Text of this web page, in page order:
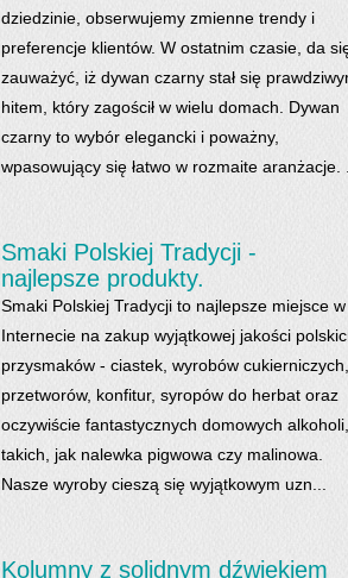
dziedzinie, obserwujemy zmienne trendy i
preferencje klientów. W ostatnim czasie, da
zauważyć, iż dywan czarny stał się
hitem, który zagościł w wielu domach. Dywan
czarny to wybór elegancki i poważny,
wpasowujący się łatwo w rozmaite aranżacje.
Smaki Polskiej Tradycji -
najlepsze produkty.
Smaki Polskiej Tradycji to najlepsze miejsce w
Internecie na zakup wyjątkowej jakości
przysmaków - ciastek, wyrobów cukierniczych,
przetworów, konfitur, syropów do herbat oraz
oczywiście fantastycznych domowych alkoholi,
takich, jak nalewka pigwowa czy malinowa.
Nasze wyroby cieszą się wyjątkowym uzn...
Kolumny z solidnym dźwiękiem